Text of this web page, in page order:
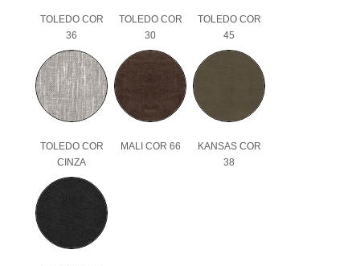
TOLEDO COR
36
TOLEDO COR
30
TOLEDO COR
45
TOLEDO COR
CINZA
MALI COR 66
KANSAS COR
38